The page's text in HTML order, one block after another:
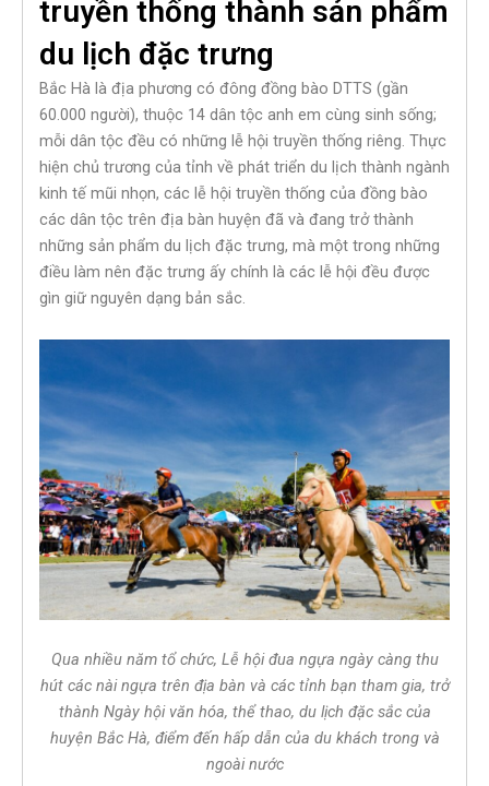
truyền thống thành sản phẩm
du lịch đặc trưng
Bắc Hà là địa phương có đông đồng bào DTTS (gần
60.000 người), thuộc 14 dân tộc anh em cùng sinh sống;
mỗi dân tộc đều có những lễ hội truyền thống riêng. Thực
hiện chủ trương của tỉnh về phát triển du lịch thành ngành
kinh tế mũi nhọn, các lễ hội truyền thống của đồng bào
các dân tộc trên địa bàn huyện đã và đang trở thành
những sản phẩm du lịch đặc trưng, mà một trong những
điều làm nên đặc trưng ấy chính là các lễ hội đều được
gìn giữ nguyên dạng bản sắc.
Qua nhiều năm tổ chức, Lễ hội đua ngựa ngày càng thu
hút các nài ngựa trên địa bàn và các tỉnh bạn tham gia, trở
thành Ngày hội văn hóa, thể thao, du lịch đặc sắc của
huyện Bắc Hà, điểm đến hấp dẫn của du khách trong và
ngoài nước